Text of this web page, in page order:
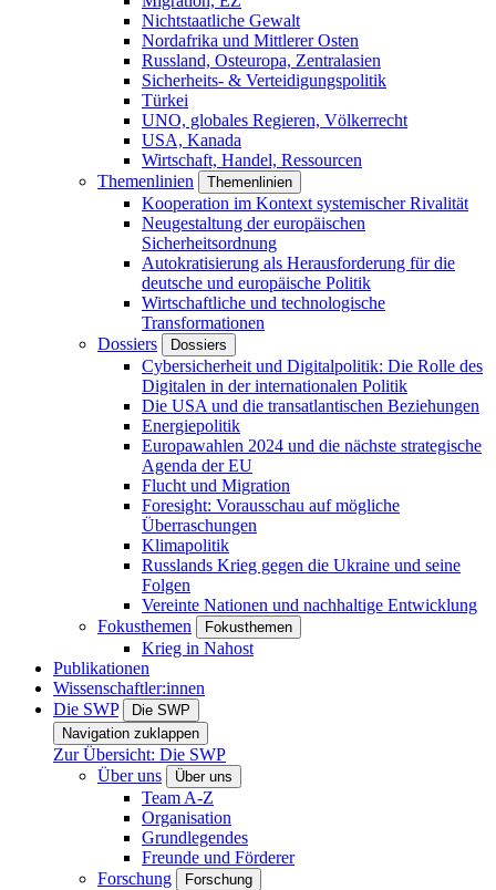
Nichtstaatliche Gewalt
Nordafrika und Mittlerer Osten
Russland, Osteuropa, Zentralasien
Sicherheits- & Verteidigungspolitik
Türkei
UNO, globales Regieren, Völkerrecht
USA, Kanada
Wirtschaft, Handel, Ressourcen
Themenlinien
Themenlinien
Kooperation im Kontext systemischer Rivalität
Neugestaltung der europäischen
Sicherheitsordnung
Autokratisierung als Herausforderung für die
deutsche und europäische Politik
Wirtschaftliche und technologische
Transformationen
Dossiers
Dossiers
Cybersicherheit und Digitalpolitik: Die Rolle des
Digitalen in der internationalen Politik
Die USA und die transatlantischen Beziehungen
Energiepolitik
Europawahlen 2024 und die nächste strategische
Agenda der EU
Flucht und Migration
Foresight: Vorausschau auf mögliche
Überraschungen
Klimapolitik
Russlands Krieg gegen die Ukraine und seine
Folgen
Vereinte Nationen und nachhaltige Entwicklung
Fokusthemen
Fokusthemen
Krieg in Nahost
Publikationen
Wissenschaftler:innen
Die SWP
Die SWP
Navigation zuklappen
Zur Übersicht: Die SWP
Über uns
Über uns
Team A-Z
Organisation
Grundlegendes
Freunde und Förderer
Forschung
Forschung